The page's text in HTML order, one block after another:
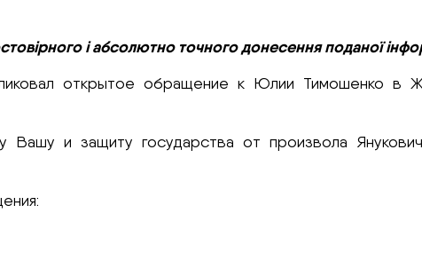
і абсолютно точного донесення поданої
открытое обращение к Юлии Тимошенко в
Вашу и защиту государства от произвола